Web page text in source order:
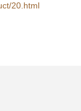
20.html